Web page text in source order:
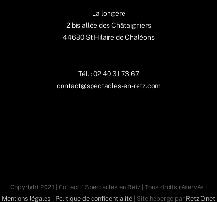
La longère
2 bis allée des Châtaigniers
44680 St Hilaire de Chaléons
Tél. : 02 40 31 73 67
contact@spectacles-en-retz.com
Copyright 2021 | Collectif Spectacles en Retz | Tous droits réservés |
Mentions légales
Politique de confidentialité | Site hébergé par Retz'O.net